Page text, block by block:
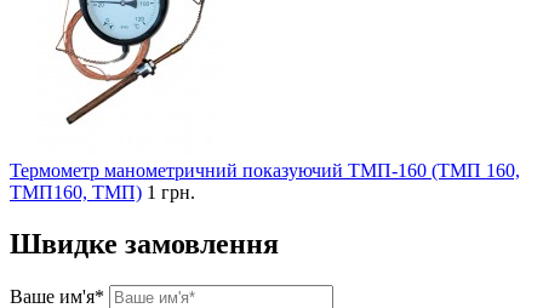
Термометр манометричний показуючий ТМП-160 (ТМП 160,
ТМП160, ТМП) 1 грн.
Швидке замовлення
Ваше им'я*